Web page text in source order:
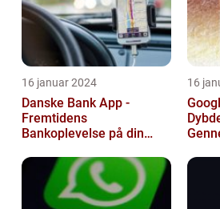
16 januar 2024
Danske Bank App -
Fremtidens
Bankoplevelse på din
16